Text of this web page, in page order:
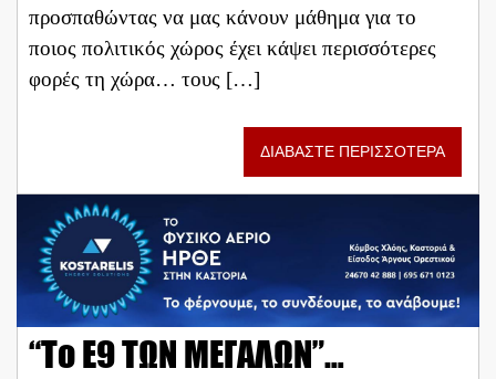
προσπαθώντας να μας κάνουν μάθημα για το
ποιος πολιτικός χώρος έχει κάψει περισσότερες
φορές τη χώρα… τους […]
ΔΙΑΒΑΣΤΕ ΠΕΡΙΣΣΟΤΕΡΑ
“Το Ε9 ΤΩΝ ΜΕΓΑΛΩΝ”…